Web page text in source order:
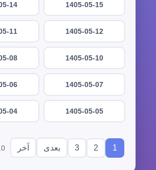
1405-05-15
14
1405-05-12
11
1405-05-10
08
1405-05-07
06
1405-05-05
04
1
2
3 بعدی آخر 1-